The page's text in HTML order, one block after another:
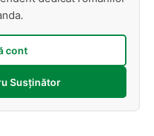
cont
Susținător